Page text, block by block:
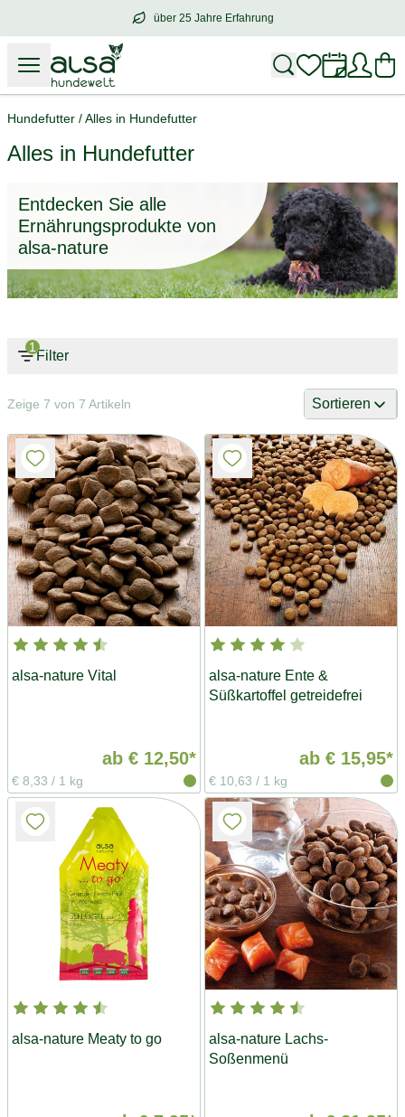
über 25 Jahre Erfahrung
über25 Jahre Erfahrung
Hundefutter /Alles in Hundefutter
Alles in Hundefutter
Entdecken Sie alle
Ernährungsprodukte von
alsa-nature
1
Filter
Zeige 7 von 7 Artikeln Sortieren
alsa-nature Vital
ab € 12,50*
€ 8,33 / 1 kg
alsa-nature Ente &
Süßkartoffel getreidefrei
ab € 15,95*
€ 10,63 / 1 kg
alsa-nature Meaty to go
alsa-nature Lachs-
Soßenmenü